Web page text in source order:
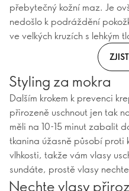
přebytečný kožní maz. Je
nedošlo k podráždění
ve velkých kruzích s lehkým
Styling za mokra
Dalším krokem k prevenci
přirozeně uschnout jen tak
měli na 10-15 minut zabalit
tkanina úžasně působí
vlhkosti, takže vám vlasy
sundáte, prostě vlasy
Nechte vlasy